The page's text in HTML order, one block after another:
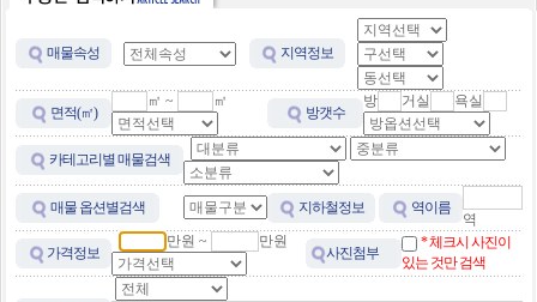
매물속성 지역정보
면적(㎡)
㎡ ~ ㎡
방갯수
방 거실 욕실
카테고리별 매물검색
매물 옵션별검색 지하철정보 역이름
역
가격정보
만원 ~ 만원
사진첨부
* 체크시 사진이
있는 것만 검색